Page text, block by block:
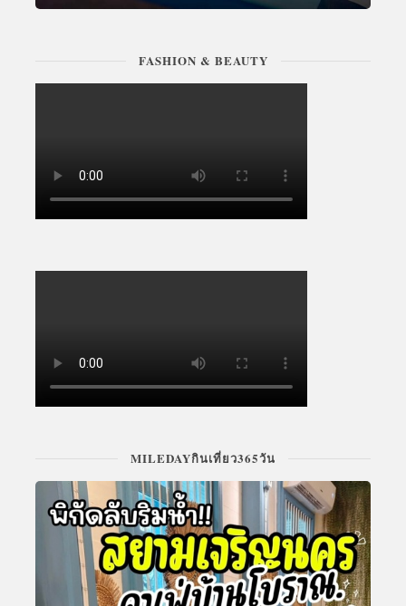
FASHION & BEAUTY
MILEDAYกินเที่ยว365วัน